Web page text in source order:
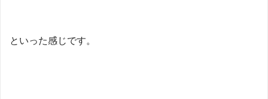
といった感じです。